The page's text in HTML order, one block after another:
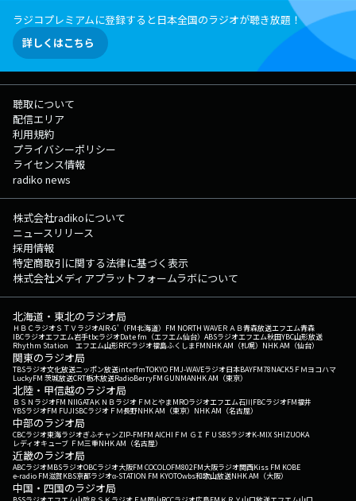
ラジコプレミアムに登録すると日本全国のラジオが聴き放題！
詳しくはこちら
聴取について
配信エリア
利用規約
プライバシーポリシー
ライセンス情報
radiko news
株式会社radikoについて
ニュースリリース
採用情報
特定商取引に関する法律に基づく表示
株式会社メディアプラットフォームラボについて
北海道・東北のラジオ局
ＨＢＣラジオＳＴＶラジオAIR-G'（FM北海道） FM NORTH WAVEＲＡＢ青森放送エフエム青森
IBCラジオエフエム岩手tbcラジオDate fm（エフエム仙台） ABSラジオエフエム秋田YBC山形放送
Rhythm Station エフエム山形RFCラジオ福島ふくしまFMNHK AM（札幌） NHK AM（仙台）
関東のラジオ局
TBSラジオ文化放送ニッポン放送interfmTOKYO FMJ-WAVEラジオ日本BAYFM78NACK5 ＦＭヨコハマ
LuckyFM 茨城放送CRT栃木放送RadioBerryFM GUNMANHK AM（東京）
北陸・甲信越のラジオ局
ＢＳＮラジオFM NIIGATAＫＮＢラジオ ＦＭとやまMROラジオエフエム石川FBCラジオFM福井
YBSラジオFM FUJISBCラジオ ＦＭ長野NHK AM（東京） NHK AM（名古屋）
中部のラジオ局
CBCラジオ東海ラジオぎふチャンZIP-FMFM AICHI ＦＭ ＧＩＦＵ SBSラジオK-MIX SHIZUOKA
レディオキューブ ＦＭ三重NHK AM（名古屋）
近畿のラジオ局
ABCラジオMBSラジオOBCラジオ大阪FM COCOLOFM802FM大阪ラジオ関西Kiss FM KOBE
e-radio FM滋賀KBS京都ラジオα-STATION FM KYOTOwbs和歌山放送NHK AM（大阪）
中国・四国のラジオ局